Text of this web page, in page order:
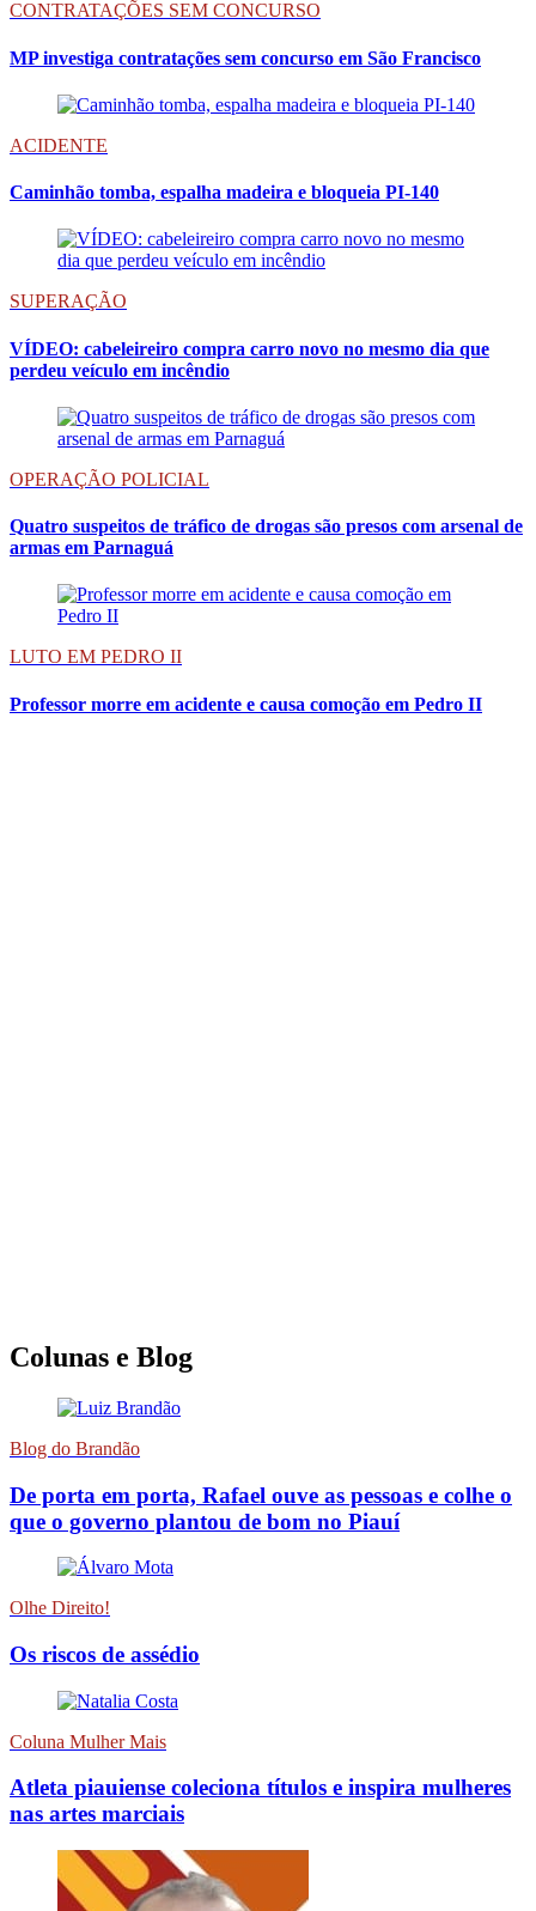
CONTRATAÇÕES SEM CONCURSO
MP investiga contratações sem concurso em São Francisco
ACIDENTE
Caminhão tomba, espalha madeira e bloqueia PI-140
SUPERAÇÃO
VÍDEO: cabeleireiro compra carro novo no mesmo dia que
perdeu veículo em incêndio
OPERAÇÃO POLICIAL
Quatro suspeitos de tráfico de drogas são presos com arsenal de
armas em Parnaguá
LUTO EM PEDRO II
Professor morre em acidente e causa comoção em Pedro II
Colunas e Blog
Blog do Brandão
De porta em porta, Rafael ouve as pessoas e colhe o
que o governo plantou de bom no Piauí
Olhe Direito!
Os riscos de assédio
Coluna Mulher Mais
Atleta piauiense coleciona títulos e inspira mulheres
nas artes marciais